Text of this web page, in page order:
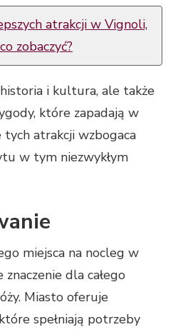
atrakcji w Vignoli,
zobaczyć?
i kultura, ale także
które zapadają w
tych atrakcji wzbogaca
w tym niezwykłym
miejsca na nocleg w
dla całego
Miasto oferuje
spełniają potrzeby